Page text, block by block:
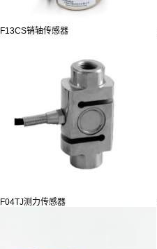
F13CS销轴传感器
F04TJ测力传感器